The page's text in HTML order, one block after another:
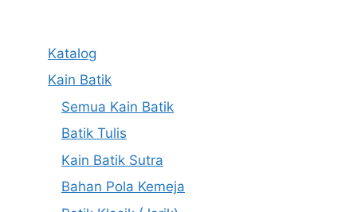
Katalog
Kain Batik
Semua Kain Batik
Batik Tulis
Kain Batik Sutra
Bahan Pola Kemeja